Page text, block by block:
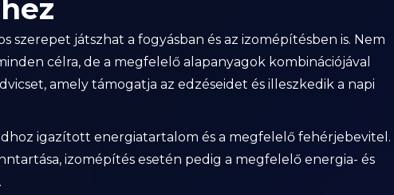
szerepet játszhat a fogyásban és az izomépítésben is. Nem
célra, de a megfelelő alapanyagok kombinációjával
amely támogatja az edzéseidet és illeszkedik a napi
igazított energiatartalom és a megfelelő fehérjebevitel.
izomépítés esetén pedig a megfelelő energia- és